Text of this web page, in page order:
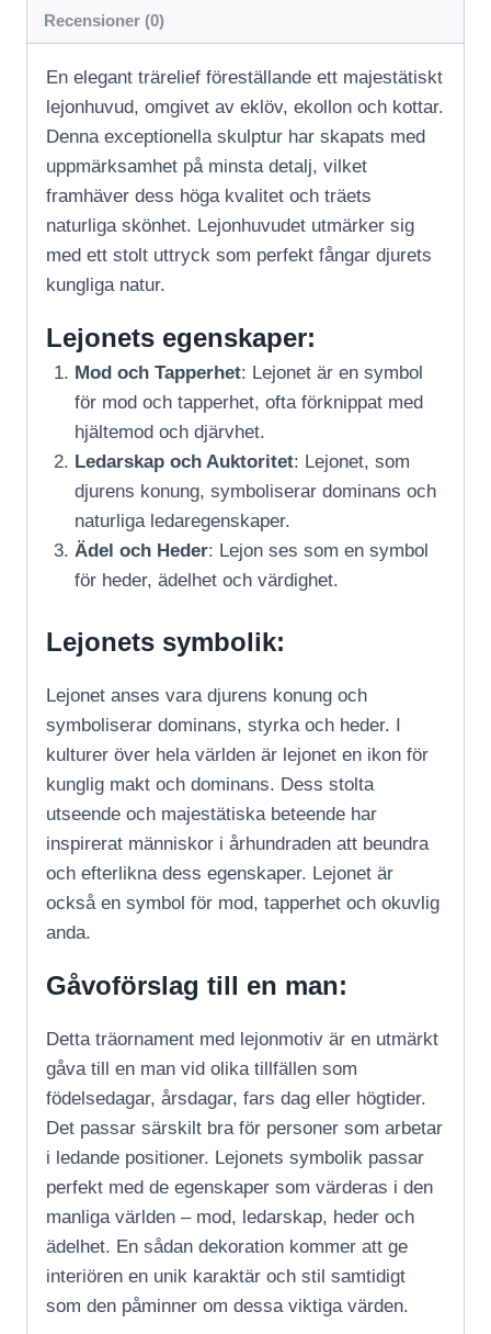
Recensioner (0)
En elegant trärelief föreställande ett majestätiskt
lejonhuvud, omgivet av eklöv, ekollon och kottar.
Denna exceptionella skulptur har skapats med
uppmärksamhet på minsta detalj, vilket
framhäver dess höga kvalitet och träets
naturliga skönhet. Lejonhuvudet utmärker sig
med ett stolt uttryck som perfekt fångar djurets
kungliga natur.
Lejonets egenskaper:
Mod och Tapperhet: Lejonet är en symbol
för mod och tapperhet, ofta förknippat med
hjältemod och djärvhet.
Ledarskap och Auktoritet: Lejonet, som
djurens konung, symboliserar dominans och
naturliga ledaregenskaper.
Ädel och Heder: Lejon ses som en symbol
för heder, ädelhet och värdighet.
Lejonets symbolik:
Lejonet anses vara djurens konung och
symboliserar dominans, styrka och heder. I
kulturer över hela världen är lejonet en ikon för
kunglig makt och dominans. Dess stolta
utseende och majestätiska beteende har
inspirerat människor i århundraden att beundra
och efterlikna dess egenskaper. Lejonet är
också en symbol för mod, tapperhet och okuvlig
anda.
Gåvoförslag till en man:
Detta träornament med lejonmotiv är en utmärkt
gåva till en man vid olika tillfällen som
födelsedagar, årsdagar, fars dag eller högtider.
Det passar särskilt bra för personer som arbetar
i ledande positioner. Lejonets symbolik passar
perfekt med de egenskaper som värderas i den
manliga världen – mod, ledarskap, heder och
ädelhet. En sådan dekoration kommer att ge
interiören en unik karaktär och stil samtidigt
som den påminner om dessa viktiga värden.